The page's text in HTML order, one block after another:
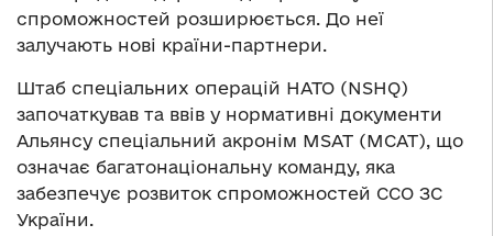
спроможностей розширюється. До неї
залучають нові країни-партнери.
Штаб спеціальних операцій НАТО (NSHQ)
започаткував та ввів у нормативні документи
Альянсу спеціальний акронім MSAT (МСАТ), що
означає багатонаціональну команду, яка
забезпечує розвиток спроможностей ССО ЗС
України.